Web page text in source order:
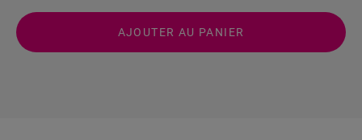
AJOUTER AU PANIER